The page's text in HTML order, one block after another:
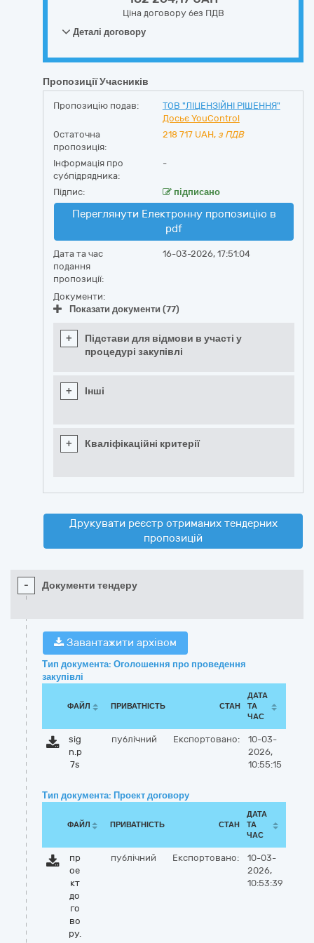
Ціна договору без ПДВ
Деталі договору
Пропозиції Учасників
Пропозицію подав:
ТОВ "ЛІЦЕНЗІЙНІ РІШЕННЯ"
Досьє YouControl
Остаточна
пропозиція:
218 717 UAH, з ПДВ
Інформація про
субпідрядника:
-
Підпис: підписано
Переглянути Електронну пропозицію в
pdf
Дата та час
подання
пропозиції:
16-03-2026, 17:51:04
Документи:
Показати документи (77)
+
Підстави для відмови в участі у
процедурі закупівлі
+ Інші
+ Кваліфікаційні критерії
Друкувати реєстр отриманих тендерних
пропозицій
- Документи тендеру
Завантажити архівом
Тип документа: Оголошення про проведення
закупівлі
ФАЙЛ ПРИВАТНІСТЬ СТАН
ДАТА
ТА
ЧАС
sig
n.p
7s
публічний Експортовано:
10-03-
2026,
10:55:15
Тип документа: Проект договору
ФАЙЛ ПРИВАТНІСТЬ СТАН
ДАТА
ТА
ЧАС
пр
ое
кт
до
го
во
ру.
публічний Експортовано:
10-03-
2026,
10:53:39